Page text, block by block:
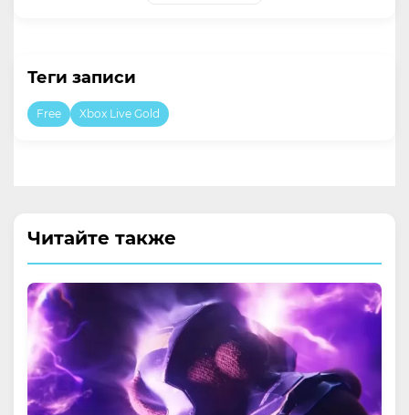
Теги записи
Free Xbox Live Gold
Читайте также